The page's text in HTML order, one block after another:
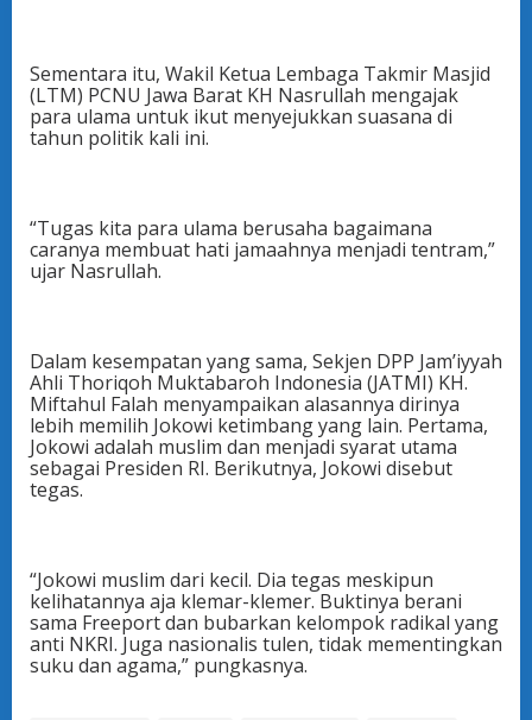
Sementara itu, Wakil Ketua Lembaga Takmir Masjid
(LTM) PCNU Jawa Barat KH Nasrullah mengajak
para ulama untuk ikut menyejukkan suasana di
tahun politik kali ini.
“Tugas kita para ulama berusaha bagaimana
caranya membuat hati jamaahnya menjadi tentram,”
ujar Nasrullah.
Dalam kesempatan yang sama, Sekjen DPP Jam’iyyah
Ahli Thoriqoh Muktabaroh Indonesia (JATMI) KH.
Miftahul Falah menyampaikan alasannya dirinya
lebih memilih Jokowi ketimbang yang lain. Pertama,
Jokowi adalah muslim dan menjadi syarat utama
sebagai Presiden RI. Berikutnya, Jokowi disebut
tegas.
“Jokowi muslim dari kecil. Dia tegas meskipun
kelihatannya aja klemar-klemer. Buktinya berani
sama Freeport dan bubarkan kelompok radikal yang
anti NKRI. Juga nasionalis tulen, tidak mementingkan
suku dan agama,” pungkasnya.